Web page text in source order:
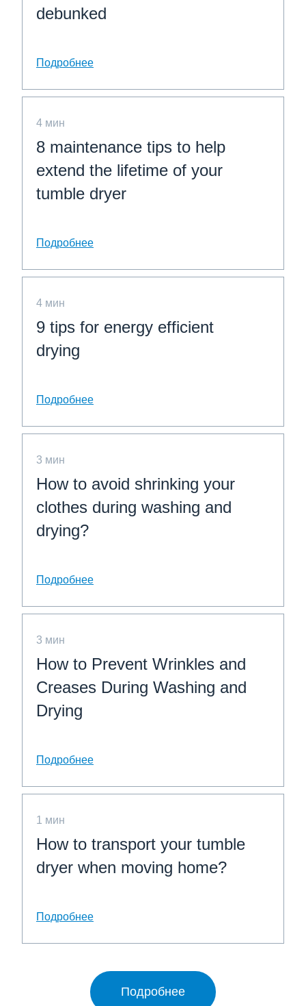
debunked
Подробнее
4 мин
8 maintenance tips to help
extend the lifetime of your
tumble dryer
Подробнее
4 мин
9 tips for energy efficient
drying
Подробнее
3 мин
How to avoid shrinking your
clothes during washing and
drying?
Подробнее
3 мин
How to Prevent Wrinkles and
Creases During Washing and
Drying
Подробнее
1 мин
How to transport your tumble
dryer when moving home?
Подробнее
Подробнее